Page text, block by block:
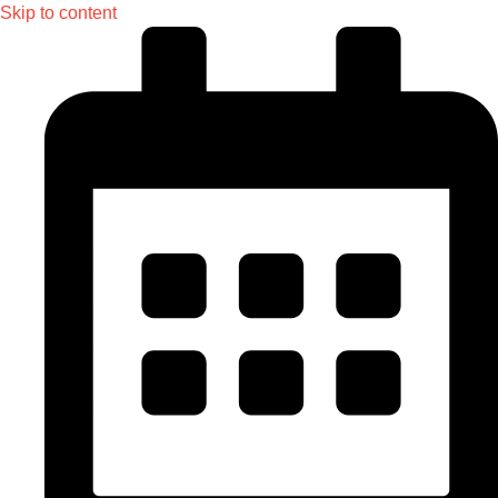
Skip to content